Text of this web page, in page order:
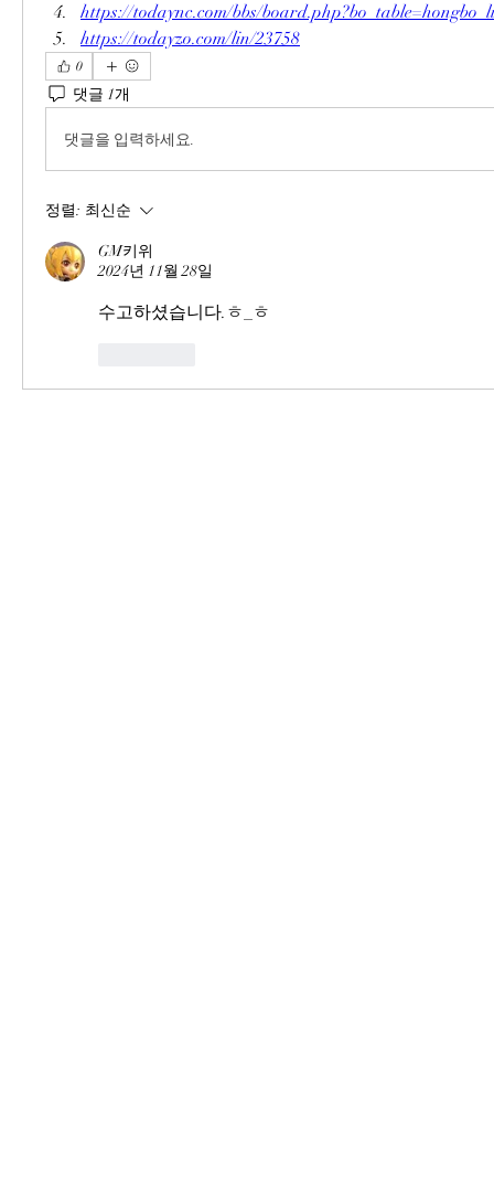
https://todaync.com/bbs/
https://todayzo.com/lin/23758
0
댓글 1개
댓글을 입력하세요.
정렬: 최신순
GM키위
2024년 11월 28일
수고하셨습니다.ㅎ_ㅎ